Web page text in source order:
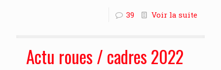
39 Voir la suite
Actu roues / cadres 2022